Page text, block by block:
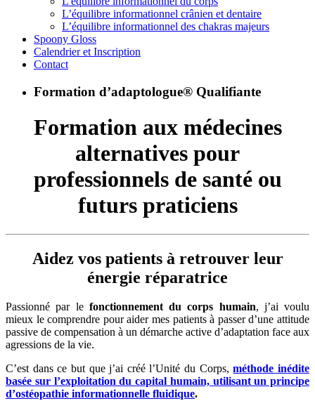
L’équilibre informationnel crânien et dentaire
L’équilibre informationnel des chakras majeurs
Spoony Gloss
Calendrier et Inscription
Contact
Formation d’adaptologue® Qualifiante
Formation aux médecines
alternatives pour
professionnels de santé ou
futurs praticiens
Aidez vos patients à retrouver leur
énergie réparatrice
Passionné par le fonctionnement du corps humain, j’ai voulu
mieux le comprendre pour aider mes patients à passer d’une attitude
passive de compensation à un démarche active d’adaptation face aux
agressions de la vie.
C’est dans ce but que j’ai créé l’Unité du Corps,méthode inédite
basée sur l’exploitation du capital humain, utilisant un principe
d’ostéopathie informationnelle fluidique.